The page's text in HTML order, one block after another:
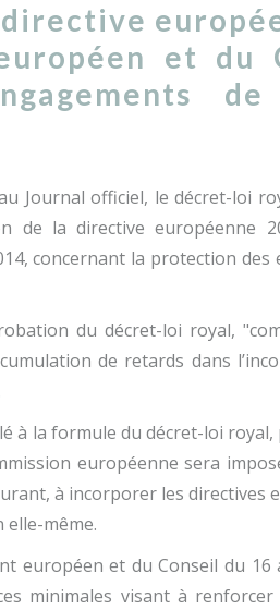
et du
Journal officiel, le décret-loi
de la directive européenne
concernant la protection des
du décret-loi royal,
de retards dans
à la formule du décret-loi
européenne sera
à incorporer les directives
même.
européen et du Conseil du
minimales visant à